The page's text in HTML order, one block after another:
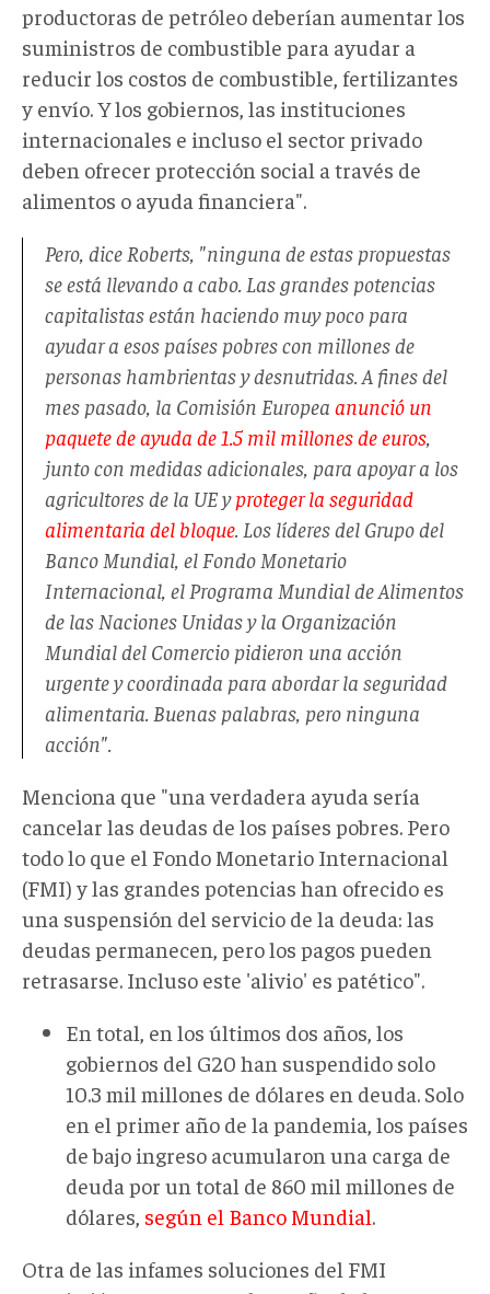
productoras de petróleo deberían aumentar los
suministros de combustible para ayudar a
reducir los costos de combustible, fertilizantes
y envío. Y los gobiernos, las instituciones
internacionales e incluso el sector privado
deben ofrecer protección social a través de
alimentos o ayuda financiera".
Pero, dice Roberts, "ninguna de estas propuestas
se está llevando a cabo. Las grandes potencias
capitalistas están haciendo muy poco para
ayudar a esos países pobres con millones de
personas hambrientas y desnutridas. A fines del
mes pasado, la Comisión Europea anunció un
paquete de ayuda de 1.5 mil millones de euros
junto con medidas adicionales, para apoyar a los
agricultores de la UE yproteger la seguridad
alimentaria del bloque . Los líderes del Grupo del
Banco Mundial, el Fondo Monetario
Internacional, el Programa Mundial de Alimentos
de las Naciones Unidas y la Organización
Mundial del Comercio pidieron una acción
urgente y coordinada para abordar la seguridad
alimentaria. Buenas palabras, pero ninguna
acción".
Menciona que "una verdadera ayuda sería
cancelar las deudas de los países pobres. Pero
todo lo que el Fondo Monetario Internacional
(FMI) y las grandes potencias han ofrecido es
una suspensión del servicio de la deuda: las
deudas permanecen, pero los pagos pueden
retrasarse. Incluso este 'alivio' es patético".
En total, en los últimos dos años, los
gobiernos del G20 han suspendido solo
10.3 mil millones de dólares en deuda. Solo
en el primer año de la pandemia, los países
de bajo ingreso acumularon una carga de
deuda por un total de 860 mil millones de
dólares, según el Banco Mundial.
Otra de las infames soluciones del FMI